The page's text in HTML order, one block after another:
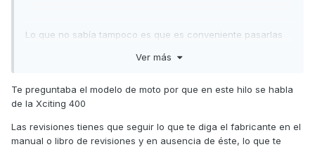
Lo que no sabía tampoco es que es conveniente pasarlas
dicen o cada 5000km como comentas. vamos que le hace
Ver más
Te preguntaba el modelo de moto por que en este hilo se habla
de la Xciting 400
Las revisiones tienes que seguir lo que te diga el fabricante en el
manual o libro de revisiones y en ausencia de éste, lo que te